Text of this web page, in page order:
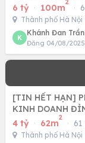
6 tỷ · 100m
2
·
Thành phố Hà Nội
K
Khánh Đan Trần
Đăng 04/08/2025
[TIN HẾT HẠN] PHÚ
KINH DOANH
CHỈ NHỈNH 4 TỶ
4 tỷ · 62m
2
·
Thành phố Hà Nội